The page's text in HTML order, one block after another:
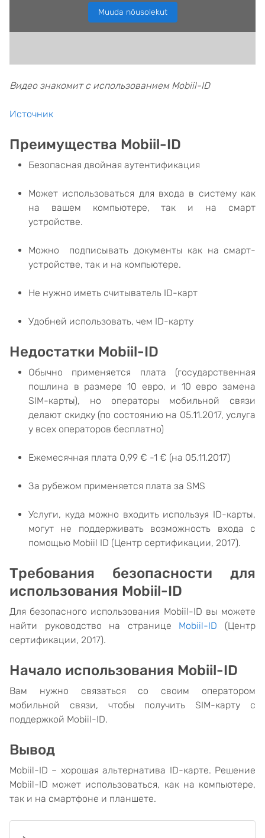
Muuda nõusolekut
Видео знакомит с использованием Mobiil-ID
Источник
Преимущества Mobiil-ID
Безопасная двойная аутентификация
Может использоваться для входа в систему как
на вашем компьютере, так и на смарт
устройстве.
Можно подписывать документы как на смарт-
устройстве, так и на компьютере.
Не нужно иметь считыватель ID-карт
Удобней использовать, чем ID-карту
Недостатки Mobiil-ID
Обычно применяется плата (государственная
пошлина в размере 10 евро, и 10 евро замена
SIM-карты), но операторы мобильной связи
делают скидку (по состоянию на 05.11.2017, услуга
у всех операторов бесплатно)
Ежемесячная плата 0,99 € -1 € (на 05.11.2017)
За рубежом применяется плата за SMS
Услуги, куда можно входить используя ID-карты,
могут не поддерживать возможность входа с
помощью Mobiil ID (Центр сертификации, 2017).
Требования безопасности для
использования Mobiil-ID
Для безопасного использования Mobiil-ID вы можете
найти руководство на странице Mobiil-ID (Центр
сертификации, 2017).
Начало использования Mobiil-ID
Вам нужно связаться со своим оператором
мобильной связи, чтобы получить SIM-карту с
поддержкой Mobiil-ID.
Вывод
Mobiil-ID – хорошая альтернатива ID-карте. Решение
Mobiil-ID может использоваться, как на компьютере,
так и на смартфоне и планшете.